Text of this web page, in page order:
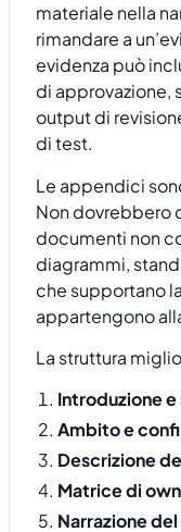
materiale nella
rimandare a
evidenza può
di approvazione,
output di
di test.
Le appendici
Non dovrebbero
documenti non
diagrammi,
che supportano
appartengono
La struttura
Introduzione
Ambito e
Descrizione
Matrice di
Narrazione